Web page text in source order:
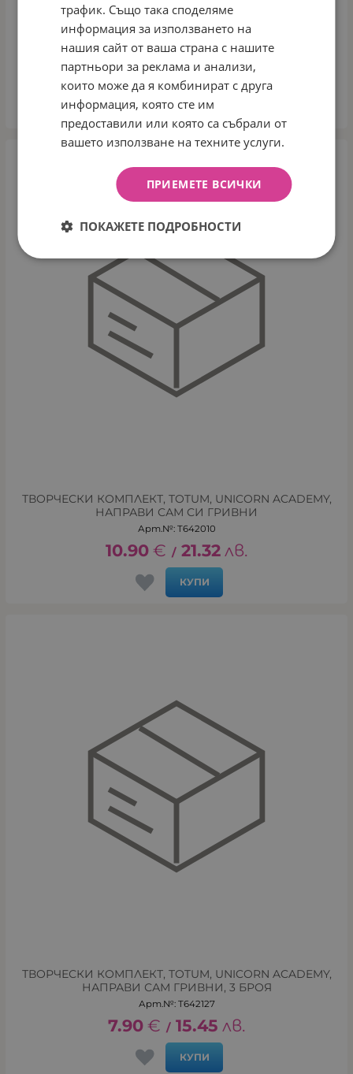
ТВОРЧЕСКИ КОМПЛЕКТ, TOTUM, UNICORN ACADEMY,
НАПРАВИ СИ САМ БИЖУТА
Арт.№: T642034
12.90 € 25.23 лв.
КУПИ
ТВОРЧЕСКИ КОМПЛЕКТ, TOTUM, UNICORN ACADEMY,
НАПРАВИ САМ СИ ГРИВНИ
Арт.№: T642010
10.90 € / 21.32 лв.
КУПИ
ТВОРЧЕСКИ КОМПЛЕКТ, TOTUM, UNICORN ACADEMY,
НАПРАВИ САМ ГРИВНИ, 3 БРОЯ
Арт.№: T642127
7.90 € / 15.45 лв.
КУПИ
трафик. Също така споделяме
информация за използването на
нашия сайт от ваша страна с нашите
партньори за реклама и анализи,
които може да я комбинират с друга
информация, която сте им
предоставили или която са събрали от
вашето използване на техните услуги.
ПРИЕМЕТЕ ВСИЧКИ
ПОКАЖЕТЕ ПОДРОБНОСТИ